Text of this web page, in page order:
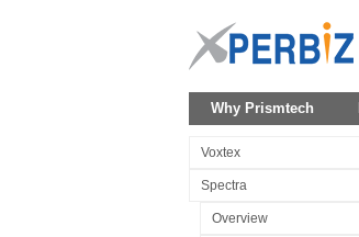
Why Prismtech
Voxtex
Spectra
Overview